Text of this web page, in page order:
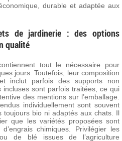
durable et adaptée aux
de jardinerie : des options
qualité
tout le nécessaire pour
jours. Toutefois, leur composition
inclut parfois des supports non
incluses sont parfois traitées, ce qui
des mentions sur l’emballage.
individuellement sont souvent
toujours bio ni adaptés aux chats. Il
que les variétés proposées sont
chimiques. Privilégier les
de blé issues de l’agriculture